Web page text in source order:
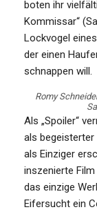
boten ihr
Kommissar“
Lockvogel
der einen
schnappen will.
Romy
Als „Spoiler“
als
als Einziger
inszenierte Film
das einzige
Eifersucht ein